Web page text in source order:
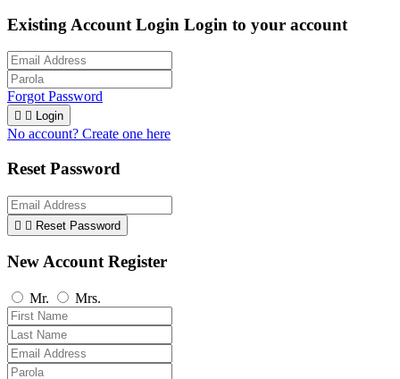
Existing Account Login Login to your account
Forgot Password
  Login
No account? Create one here
Reset Password
  Reset Password
New Account Register
Mr. Mrs.